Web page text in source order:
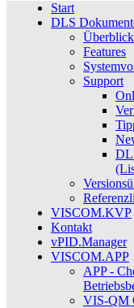
Start
DLS
Überblick
Features
Support
VISCOM.KVP
Kontakt
vPID.Manager
VISCOM.APP
APP -
VIS-QM